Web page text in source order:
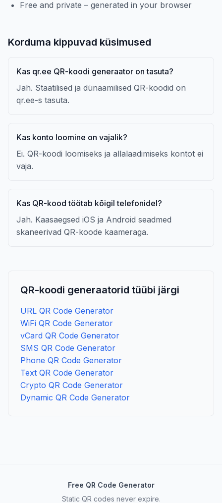
Free and private – generated in your browser
Korduma kippuvad küsimused
Kas qr.ee QR-koodi generaator on tasuta?
Jah. Staatilised ja dünaamilised QR-koodid on
qr.ee-s tasuta.
Kas konto loomine on vajalik?
Ei. QR-koodi loomiseks ja allalaadimiseks kontot ei
vaja.
Kas QR-kood töötab kõigil telefonidel?
Jah. Kaasaegsed iOS ja Android seadmed
skaneerivad QR-koode kaameraga.
QR-koodi generaatorid tüübi järgi
URL QR Code Generator
WiFi QR Code Generator
vCard QR Code Generator
SMS QR Code Generator
Phone QR Code Generator
Text QR Code Generator
Crypto QR Code Generator
Dynamic QR Code Generator
Free QR Code Generator
Static QR codes never expire.